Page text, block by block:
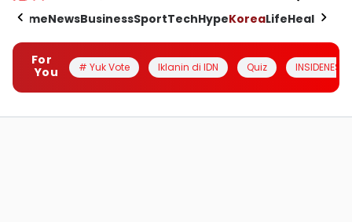
HomeNewsBusinessSportTechHypeKoreaLifeHealth
For
You
# Yuk Vote Iklanin di IDN Quiz INSIDENESIA